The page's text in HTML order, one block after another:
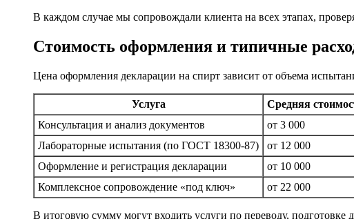
В каждом случае мы сопровождали клиента на всех этапах,
Стоимость оформления и типичные
Цена оформления декларации на спирт зависит от объема
Услуга
Средняя
Консультация и анализ документов
от 3 000
Лабораторные испытания (по ГОСТ 18300-87)
от 12 000
Оформление и регистрация декларации
от 10 000
Комплексное сопровождение «под ключ»
от 22 000
В итоговую сумму могут входить услуги по переводу,